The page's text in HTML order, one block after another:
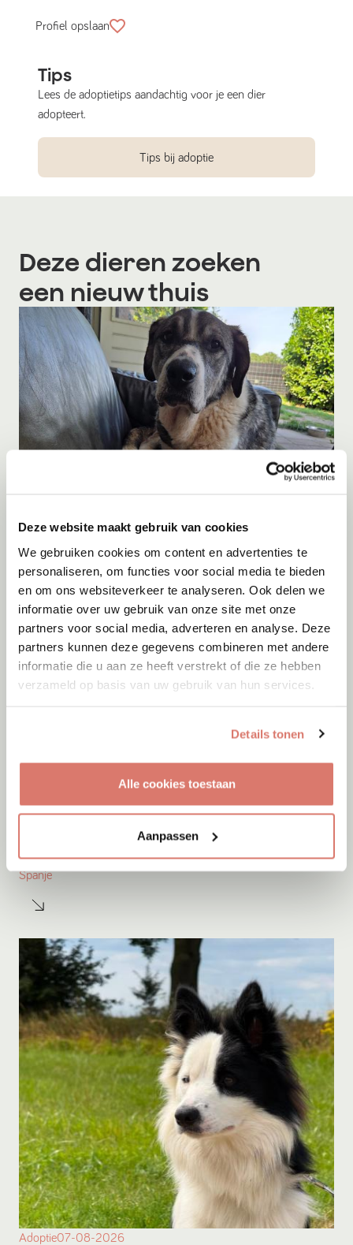
Deze website maakt gebruik van cookies
We gebruiken cookies om content en advertenties te
personaliseren, om functies voor social media te bieden
en om ons websiteverkeer te analyseren. Ook delen we
informatie over uw gebruik van onze site met onze
partners voor social media, adverteren en analyse. Deze
partners kunnen deze gegevens combineren met andere
informatie die u aan ze heeft verstrekt of die ze hebben
verzameld op basis van uw gebruik van hun services.
Details tonen
Alle cookies toestaan
Aanpassen
Profiel opslaan
Tips
Lees de adoptietips aandachtig voor je een dier
adopteert.
Tips bij adoptie
Deze dieren zoeken
een nieuw thuis
Adoptie07-08-2026
Blue
Terschuur
Amigo
Spanje
Adoptie07-08-2026